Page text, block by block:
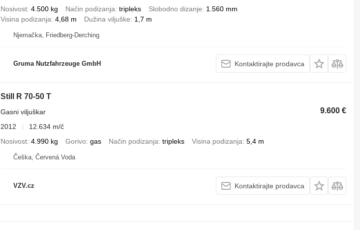
Nosivost 4.500 kg Način podizanja tripleks Slobodno dizanje
1.560 mm
Visina podizanja 4,68 m Dužina viljuške 1,7 m
Njemačka, Friedberg-Derching
Gruma Nutzfahrzeuge GmbH Kontaktirajte prodavca
Still R 70-50 T
9.600 €
Gasni viljuškar
2012
12.634 m/č
Nosivost 4.990 kg Gorivo gas Način podizanja tripleks Visina podizanja 5,4 m
Češka, Červená Voda
VZV.cz Kontaktirajte prodavca